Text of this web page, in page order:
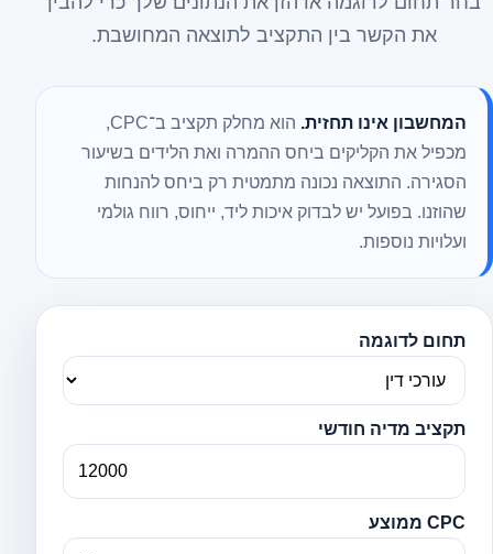
את הקשר בין התקציב לתוצאה המחושבת.
המחשבון אינו תחזית.
הוא מחלק תקציב ב־CPC,
מכפיל את הקליקים ביחס ההמרה ואת הלידים בשיעור
הסגירה. התוצאה נכונה מתמטית רק ביחס להנחות
שהוזנו. בפועל יש לבדוק איכות ליד, ייחוס, רווח גולמי
ועלויות נוספות.
תחום לדוגמה
תקציב מדיה חודשי
CPC ממוצע